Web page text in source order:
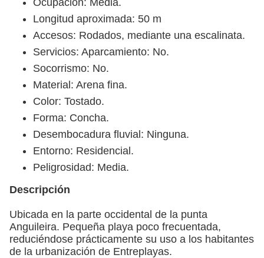
Longitud aproximada: 50 m
Accesos: Rodados, mediante una escalinata.
Servicios: Aparcamiento: No.
Socorrismo: No.
Material: Arena fina.
Color: Tostado.
Forma: Concha.
Desembocadura fluvial: Ninguna.
Entorno: Residencial.
Peligrosidad: Media.
Descripción
Ubicada en la parte occidental de la punta
Anguileira. Pequeña playa poco frecuentada,
reduciéndose prácticamente su uso a los habitantes
de la urbanización de Entreplayas.